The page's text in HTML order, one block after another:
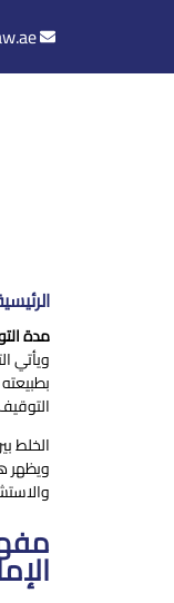
مدة
ويأتي
الخلط
ويظهر